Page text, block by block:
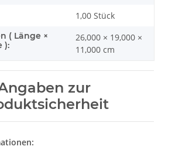
1,00 Stück
( Länge ×
):
26,000 × 19,000 ×
11,000 cm
zur